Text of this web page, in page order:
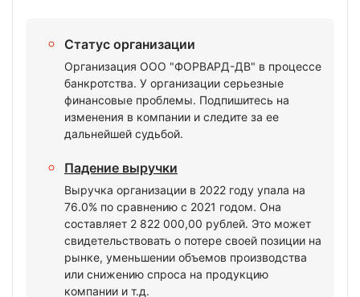
Статус организации
Организация ООО "ФОРВАРД-ДВ" в процессе
банкротства. У организации серьезные
финансовые проблемы. Подпишитесь на
изменения в компании и следите за ее
дальнейшей судьбой.
Падение выручки
Выручка организации в 2022 году упала на
76.0% по сравнению с 2021 годом. Она
составляет 2 822 000,00 рублей. Это может
свидетельствовать о потере своей позиции на
рынке, уменьшении объемов производства
или снижению спроса на продукцию
компании и т.д.